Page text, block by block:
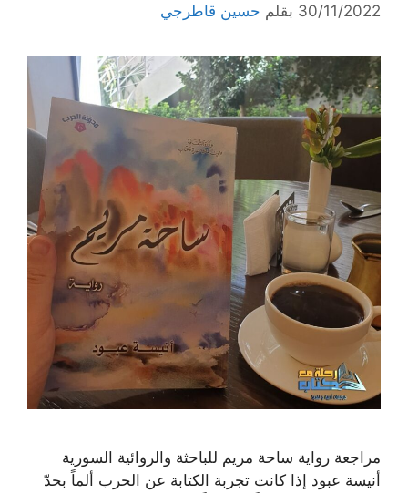
30/11/2022 بقلم حسين قاطرجي
مراجعة رواية ساحة مريم للباحثة والروائية السورية
أنيسة عبود إذا كانت تجربة الكتابة عن الحرب ألماً بحدّ